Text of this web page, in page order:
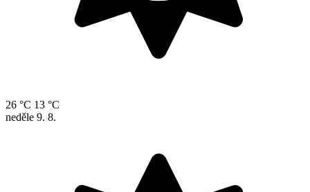
26 °C 13 °C
neděle 9. 8.